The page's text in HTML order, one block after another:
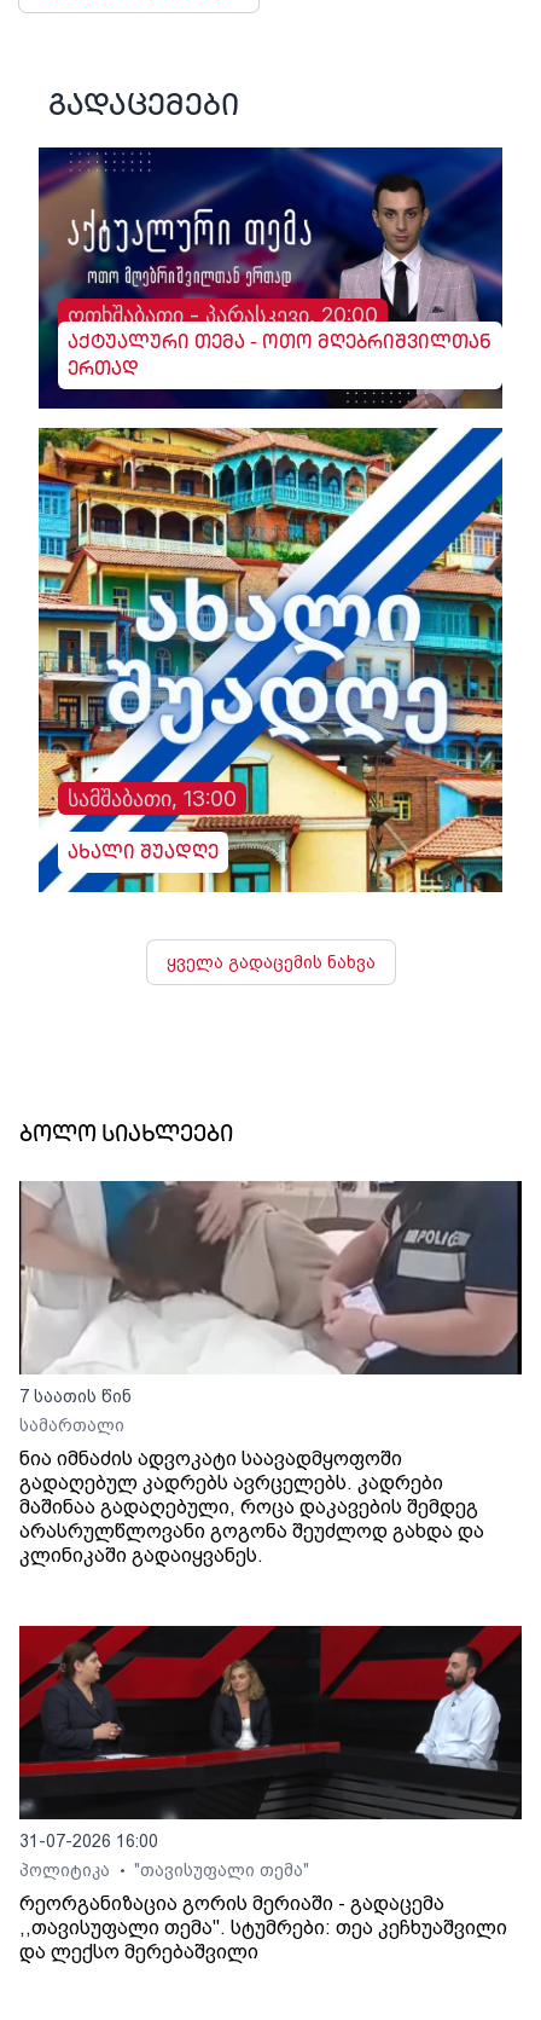
გადაცემები
ოთხშაბათი - პარასკევი, 20:00
აქტუალური თემა - ოთო მღებრიშვილთან
ერთად
სამშაბათი, 13:00
ახალი შუადღე
ყველა გადაცემის ნახვა
ბოლო სიახლეები
7 საათის წინ
სამართალი
ნია იმნაძის ადვოკატი საავადმყოფოში
გადაღებულ კადრებს ავრცელებს. კადრები
მაშინაა გადაღებული, როცა დაკავების შემდეგ
არასრულწლოვანი გოგონა შეუძლოდ გახდა და
კლინიკაში გადაიყვანეს.
31-07-2026 16:00
პოლიტიკა
• "თავისუფალი თემა"
რეორგანიზაცია გორის მერიაში - გადაცემა
,,თავისუფალი თემა". სტუმრები: თეა კეჩხუაშვილი
და ლექსო მერებაშვილი